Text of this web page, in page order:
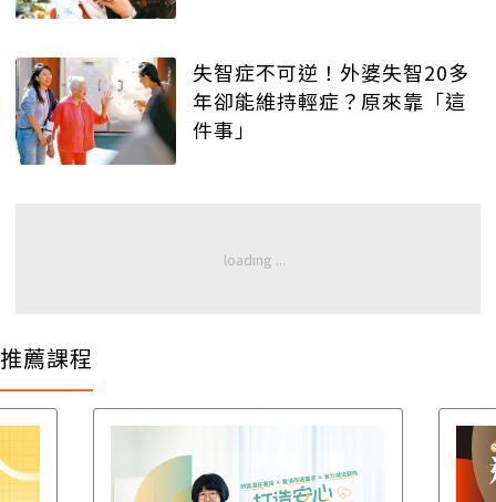
失智症不可逆！外婆失智20多
年卻能維持輕症？原來靠「這
件事」
推薦課程